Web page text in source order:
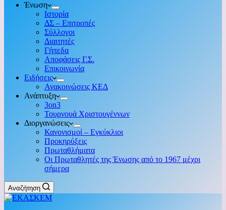
Ένωση
Ιστορία
ΔΣ – Επιτροπές
Σύλλογοι
Διαιτητές
Γήπεδα
Αποφάσεις Γ.Σ.
Επικοινωνία
Ειδήσεις
Ανακοινώσεις ΚΕΔ
Ανάπτυξη
3on3
Τουρνουά Χριστουγέννων
Διοργανώσεις
Κανονισμοί – Εγκύκλιοι
Προκηρύξεις
Πρωταθλήματα
Οι Πρωταθλητές της Ένωσης από το 1967 μέχρι
σήμερα
Αναζήτηση